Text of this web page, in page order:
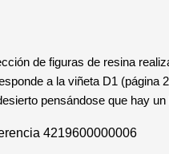
de figuras de resina
a la viñeta D1 (página
pensándose que hay un
4219600000006